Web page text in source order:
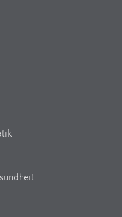
werden von diesen